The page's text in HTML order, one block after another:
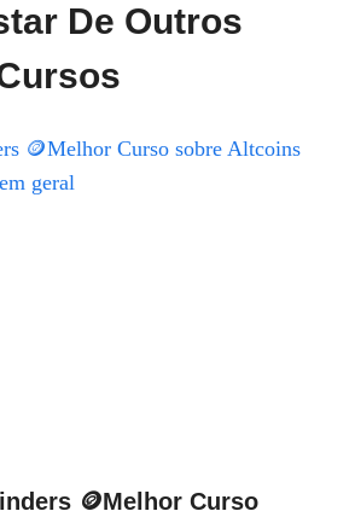
De Outros
🪙Melhor Curso